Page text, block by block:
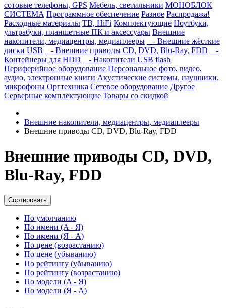
сотовые телефоны, GPS Мебель, светильники МОНОБЛОК
СИСТЕМА Программное обеспечение Разное Распродажа!
Расходные материалы ТВ, HiFi Комплектующие Ноутбуки,
ультрабуки, планшетные ПК и аксессуары Внешние
накопители, медиацентры, медиаплееры
- Внешние жёсткие
диски USB
- Внешние приводы CD, DVD, Blu-Ray, FDD
-
Контейнеры для HDD
- Накопители USB flash
Периферийное оборудование Персональное фото, видео,
аудио, электронные книги Акустические системы, наушники,
микрофоны Оргтехника Сетевое оборудование Другое
Серверные комплектующие Товары со скидкой
Внешние накопители, медиацентры, медиаплееры
Внешние приводы CD, DVD, Blu-Ray, FDD
Внешние приводы CD, DVD,
Blu-Ray, FDD
Сортировать
По умолчанию
По имени (A - Я)
По имени (Я - A)
По цене (возрастанию)
По цене (убыванию)
По рейтингу (убыванию)
По рейтингу (возрастанию)
По модели (A - Я)
По модели (Я - A)